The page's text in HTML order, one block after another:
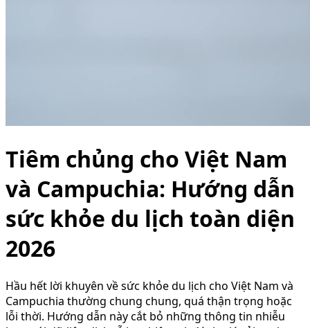
Tiêm chủng cho Việt Nam
và Campuchia: Hướng dẫn
sức khỏe du lịch toàn diện
2026
Hầu hết lời khuyên về sức khỏe du lịch cho Việt Nam và
Campuchia thường chung chung, quá thận trọng hoặc
lỗi thời. Hướng dẫn này cắt bỏ những thông tin nhiễu